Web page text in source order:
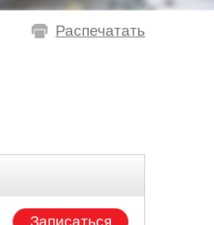
Распечатать
Записаться